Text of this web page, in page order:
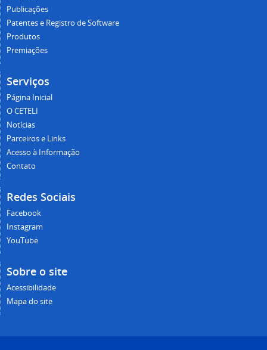
Publicações
Patentes e Registro de Software
Produtos
Premiações
Serviços
Página Inicial
O CETELI
Notícias
Parceiros e Links
Acesso à Informação
Contato
Redes Sociais
Facebook
Instagram
YouTube
Sobre o site
Acessibilidade
Mapa do site